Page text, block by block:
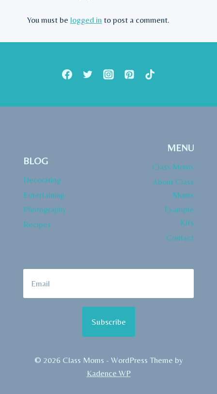
You must be logged in to post a comment.
BLOG
Decorating
Entertaining
Photography
Recipes
MENU
Class Moms
About Class
Moms
Example
Kits
Contact
© 2026 Class Moms - WordPress Theme by
Kadence WP
Subscribe